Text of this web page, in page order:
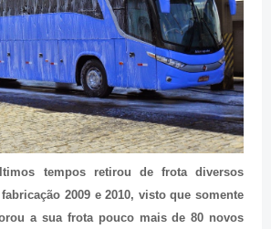
tempos retirou de frota diversos
2009 e 2010, visto que somente
a sua frota pouco mais de 80 novos